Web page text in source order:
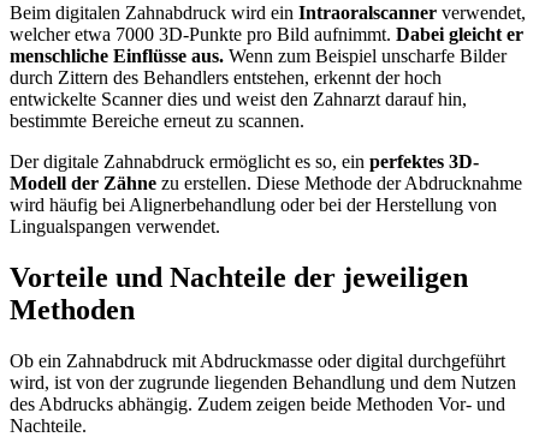
Beim digitalen Zahnabdruck wird ein Intraoralscanner verwendet,
welcher etwa 7000 3D-Punkte pro Bild aufnimmt. Dabei gleicht er
menschliche Einflüsse aus. Wenn zum Beispiel unscharfe Bilder
durch Zittern des Behandlers entstehen, erkennt der hoch
entwickelte Scanner dies und weist den Zahnarzt darauf hin,
bestimmte Bereiche erneut zu scannen.
Der digitale Zahnabdruck ermöglicht es so, ein perfektes 3D-
Modell der Zähne zu erstellen. Diese Methode der Abdrucknahme
wird häufig bei Alignerbehandlung oder bei der Herstellung von
Lingualspangen verwendet.
Vorteile und Nachteile der jeweiligen
Methoden
Ob ein Zahnabdruck mit Abdruckmasse oder digital durchgeführt
wird, ist von der zugrunde liegenden Behandlung und dem Nutzen
des Abdrucks abhängig. Zudem zeigen beide Methoden Vor- und
Nachteile.